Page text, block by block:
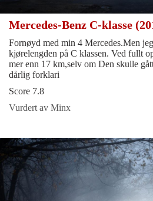
Mercedes-Benz C-klasse
Fornøyd med min 4 Mercedes.Men
kjørelengden på C klassen. Ved fullt
mer enn 17 km,selv om Den skulle
dårlig forklari
Score 7.8
Vurdert av Minx